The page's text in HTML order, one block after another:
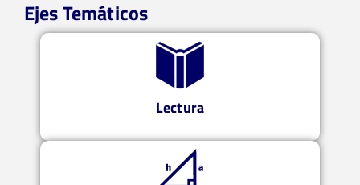
Ejes Temáticos
Lectura